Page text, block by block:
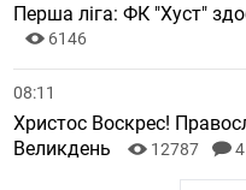
Перша ліга: ФК "Хуст"
6146
08:11
Христос Воскрес!
Великдень
12787 4